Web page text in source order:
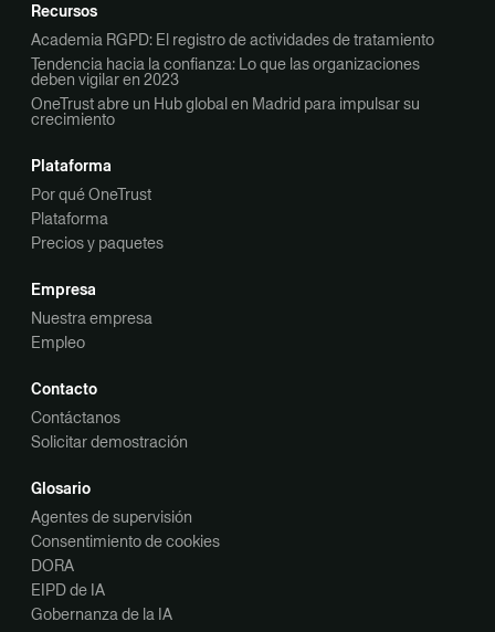
Recursos
Academia RGPD: El registro de actividades de tratamiento
Tendencia hacia la confianza: Lo que las organizaciones
deben vigilar en 2023
OneTrust abre un Hub global en Madrid para impulsar su
crecimiento
Plataforma
Por qué OneTrust
Plataforma
Precios y paquetes
Empresa
Nuestra empresa
Empleo
Contacto
Contáctanos
Solicitar demostración
Glosario
Agentes de supervisión
Consentimiento de cookies
DORA
EIPD de IA
Gobernanza de la IA